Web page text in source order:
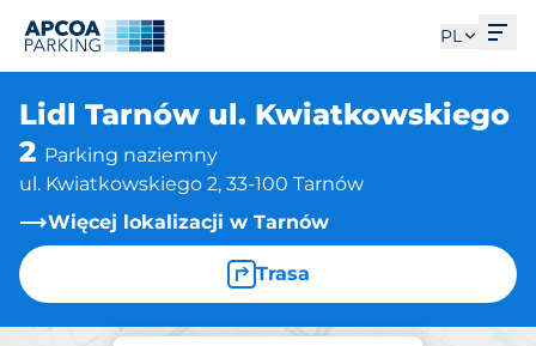
PL
Lidl Tarnów ul. Kwiatkowskiego
2 Parking naziemny
ul. Kwiatkowskiego 2, 33-100 Tarnów
Więcej lokalizacji w Tarnów
Trasa